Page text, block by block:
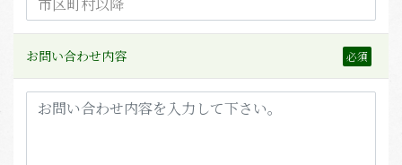
お問い合わせ内容